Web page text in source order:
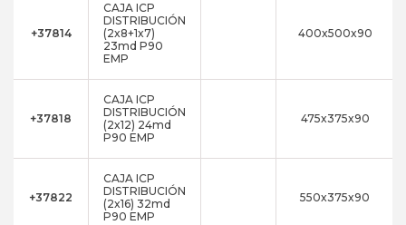
+37814
CAJA ICP
DISTRIBUCIÓN
(2x8+1x7)
23md P90
EMP
400x500x90
+37818
CAJA ICP
DISTRIBUCIÓN
(2x12) 24md
P90 EMP
475x375x90
+37822
CAJA ICP
DISTRIBUCIÓN
(2x16) 32md
P90 EMP
550x375x90